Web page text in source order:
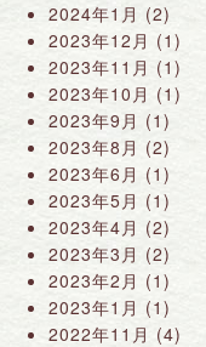
2024年1月 (2)
2023年12月 (1)
2023年11月 (1)
2023年10月 (1)
2023年9月 (1)
2023年8月 (2)
2023年6月 (1)
2023年5月 (1)
2023年4月 (2)
2023年3月 (2)
2023年2月 (1)
2023年1月 (1)
2022年11月 (4)